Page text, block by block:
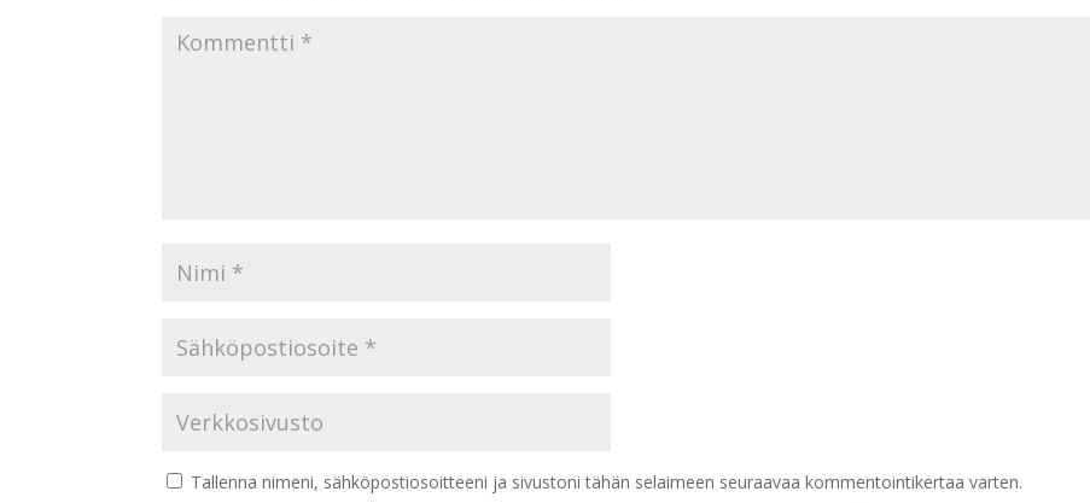
Tallenna nimeni, sähköpostiosoitteeni ja sivustoni tähän selaimeen seuraavaa kommentointikertaa varten.